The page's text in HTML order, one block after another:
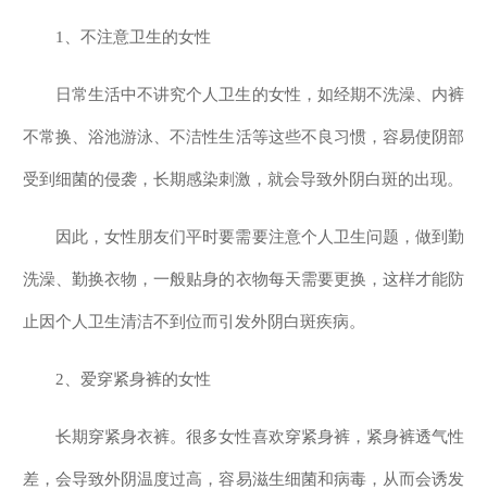
1、不注意卫生的女性
日常生活中不讲究个人卫生的女性，如经期不洗澡、内裤
不常换、浴池游泳、不洁性生活等这些不良习惯，容易使阴部
受到细菌的侵袭，长期感染刺激，就会导致外阴白斑的出现。
因此，女性朋友们平时要需要注意个人卫生问题，做到勤
洗澡、勤换衣物，一般贴身的衣物每天需要更换，这样才能防
止因个人卫生清洁不到位而引发外阴白斑疾病。
2、爱穿紧身裤的女性
长期穿紧身衣裤。很多女性喜欢穿紧身裤，紧身裤透气性
差，会导致外阴温度过高，容易滋生细菌和病毒，从而会诱发